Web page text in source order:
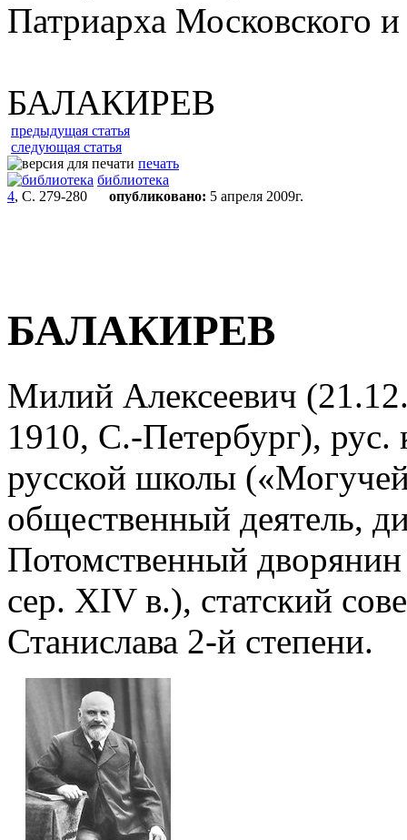
Патриарха Московского
БАЛАКИРЕВ
предыдущая статья
следующая статья
печать
библиотека
4, С. 279-280 опубликовано: 5 апреля 2009г.
БАЛАКИРЕВ
Милий Алексеевич
1910, С.-Петербург), рус.
русской школы
общественный деятель,
Потомственный
сер. XIV в.), статский
Станислава 2-й cтепени.